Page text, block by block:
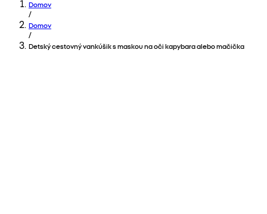
Domov
/
Domov
/
Detský cestovný vankúšik s maskou na oči kapybara alebo mačička